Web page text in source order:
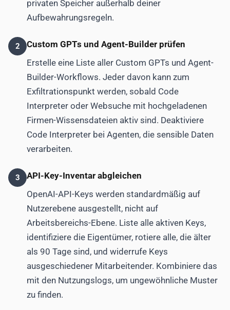
privaten Speicher außerhalb deiner
Aufbewahrungsregeln.
2
Custom GPTs und Agent-Builder prüfen
Erstelle eine Liste aller Custom GPTs und Agent-
Builder-Workflows. Jeder davon kann zum
Exfiltrationspunkt werden, sobald Code
Interpreter oder Websuche mit hochgeladenen
Firmen-Wissensdateien aktiv sind. Deaktiviere
Code Interpreter bei Agenten, die sensible Daten
verarbeiten.
3
API-Key-Inventar abgleichen
OpenAI-API-Keys werden standardmäßig auf
Nutzerebene ausgestellt, nicht auf
Arbeitsbereichs-Ebene. Liste alle aktiven Keys,
identifiziere die Eigentümer, rotiere alle, die älter
als 90 Tage sind, und widerrufe Keys
ausgeschiedener Mitarbeitender. Kombiniere das
mit den Nutzungslogs, um ungewöhnliche Muster
zu finden.